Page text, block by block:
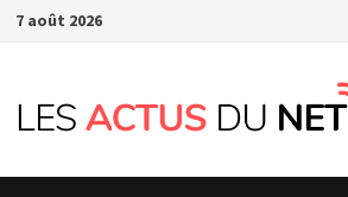
Passer
7 août 2026